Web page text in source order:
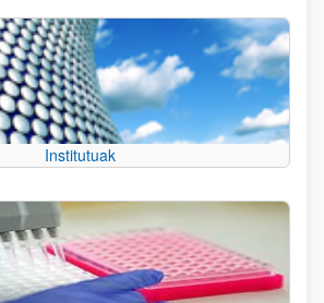
Institutuak